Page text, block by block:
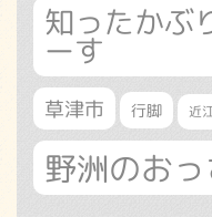
知ったかぶ
ーす
草津市 行脚 近
野洲のお